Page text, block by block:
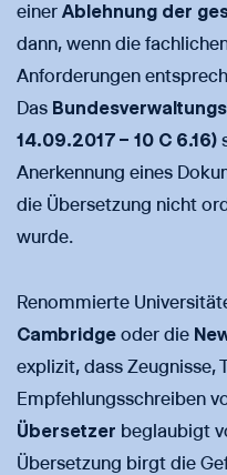
einer Ablehnung der
dann, wenn die
Anforderungen
Das
14.09.2017 – 10 C 6.16)
Anerkennung eines
die Übersetzung nicht
wurde.
Renommierte
Cambridge oder die
explizit, dass Zeugnisse,
Empfehlungsschreiben
Übersetzer beglaubigt
Übersetzung birgt die